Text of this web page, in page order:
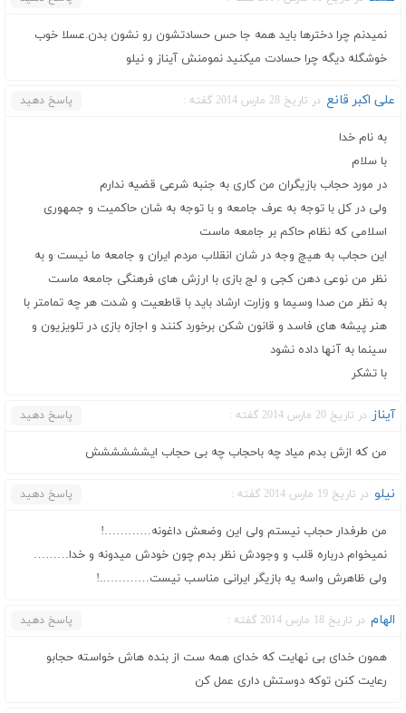
نمیدنم چرا دخترها باید همه جا حس حسادتشون رو نشون بدن.عسلا خوب
خوشگله دیگه چرا حسادت میکنید نمومنش آیناز و نیلو
علی اکبر قانع در تاریخ 28 مارس 2014 گفته : پاسخ دهید
به نام خدا
با سلام
در مورد حجاب بازیگران من کاری به جنبه شرعی قضیه ندارم
ولی در کل با توجه به عرف جامعه و با توجه به شان حاکمیت و جمهوری
اسلامی که نظام حاکم بر جامعه ماست
این حجاب به هیچ وجه در شان انقلاب مردم ایران و جامعه ما نیست و به
نظر من نوعی دهن کجی و لج بازی با ارزش های فرهنگی جامعه ماست
به نظر من صدا وسیما و وزارت ارشاد باید با قاطعیت و شدت هر چه تمامتر با
هنر پیشه های فاسد و قانون شکن برخورد کنند و اجازه بازی در تلویزیون و
سینما به آنها داده نشود
با تشکر
آیناز در تاریخ 20 مارس 2014 گفته : پاسخ دهید
من که ازش بدم میاد چه باحجاب چه بی حجاب ایشششششش
نیلو در تاریخ 19 مارس 2014 گفته : پاسخ دهید
من طرفدار حجاب نیستم ولی این وضعش داغونه…………!
نمیخوام درباره قلب و وجودش نظر بدم چون خودش میدونه و خدا………
ولی ظاهرش واسه یه بازیگر ایرانی مناسب نیست………….!
الهام در تاریخ 18 مارس 2014 گفته : پاسخ دهید
همون خدای بی نهایت که خدای همه ست از بنده هاش خواسته حجابو
رعایت کنن توکه دوستش داری عمل کن